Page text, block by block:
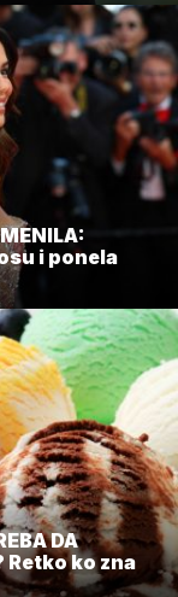
i ponela
DA
Retko ko zna